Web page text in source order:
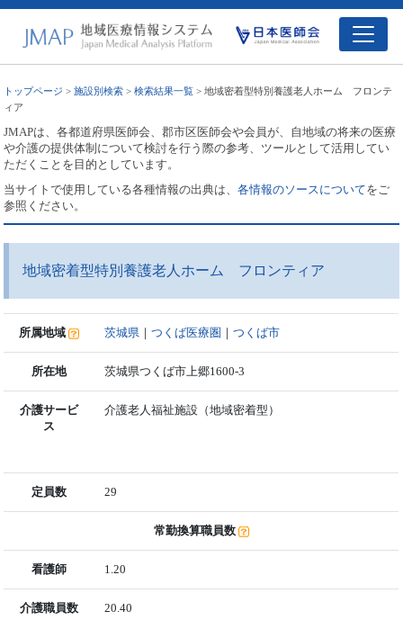
トップページ >施設別検索 >検索結果一覧 > 地域密着型特別養護老人ホーム フロンテ
ィア
JMAPは、各都道府県医師会、郡市区医師会や会員が、自地域の将来の医療
や介護の提供体制について検討を行う際の参考、ツールとして活用してい
ただくことを目的としています。
当サイトで使用している各種情報の出典は、各情報のソースについてをご
参照ください。
地域密着型特別養護老人ホーム フロンティア
所属地域 茨城県 ｜つくば医療圏 ｜つくば市
所在地 茨城県つくば市上郷1600-3
介護サービ
ス
介護老人福祉施設（地域密着型）
定員数 29
常勤換算職員数
看護師 1.20
介護職員数 20.40